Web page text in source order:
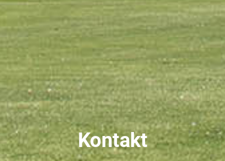
Kontakt